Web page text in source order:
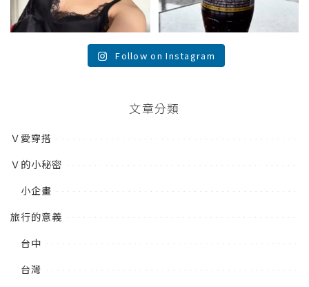
Follow on Instagram
文章分類
Ｖ愛穿搭
Ｖ的小秘密
小企畫
旅行的意義
台中
台灣